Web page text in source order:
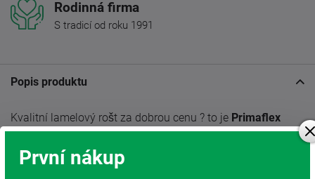
Rodinná firma
S tradicí od roku 1991
Popis produktu
Kvalitní lamelový rošt za dobrou cenu ? to je Primaflex
Motor. Rošt je vhodný jak pro běžné spaní, tak i pro
pokoje.
První nákup